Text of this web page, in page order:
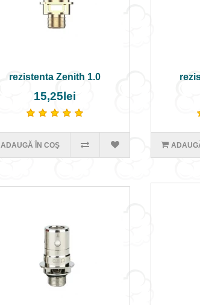
rezistenta Zenith 1.0
15,25lei
ADAUGĂ ÎN COŞ